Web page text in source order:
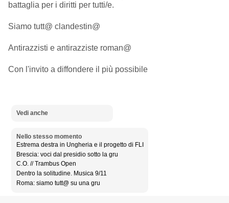
battaglia per i diritti per tutti/e.
Siamo tutt@ clandestin@
Antirazzisti e antirazziste roman@
Con l'invito a diffondere il più possibile
Vedi anche
Nello stesso momento
Estrema destra in Ungheria e il progetto di FLI
Brescia: voci dal presidio sotto la gru
C.O. // Trambus Open
Dentro la solitudine. Musica 9/11
Roma: siamo tutt@ su una gru